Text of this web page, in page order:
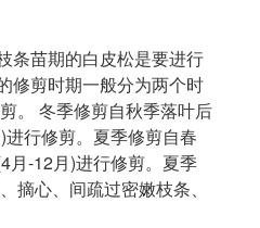
条苗期的白皮松是要进行
修剪时期一般分为两个时
。 冬季修剪自秋季落叶后
行修剪。夏季修剪自春
月-12月)进行修剪。夏季
摘心、间疏过密嫩枝条、